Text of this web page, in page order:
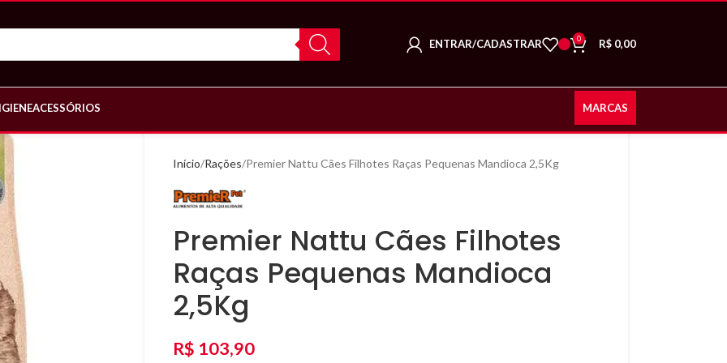
ENTRAR/CADASTRAR 0 R$ 0,00
ACESSÓRIOS MARCAS
Início Rações Premier Nattu Cães Filhotes Raças Pequenas Mandioca 2,5Kg
Premier Nattu Cães Filhotes
Raças Pequenas Mandioca
2,5Kg
R$ 103,90